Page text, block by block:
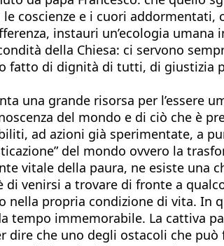
coscienze e i cuori
instauri un’ecologia
della Chiesa: ci servono
fatto di dignità di tutti, di
una grande risorsa per
del mondo e di ciò che è
ad azioni già sperimentate, a
del mondo ovvero la
vitale della paura, ne esiste
di venirsi a trovare di fronte a
nella propria condizione di vita. In
tempo immemorabile. La cattiva
dire che uno degli ostacoli che